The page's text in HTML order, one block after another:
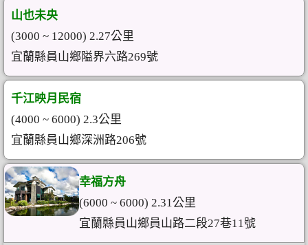
山也未央
(3000 ~ 12000) 2.27公里
宜蘭縣員山鄉隘界六路269號
千江映月民宿
(4000 ~ 6000) 2.3公里
宜蘭縣員山鄉深洲路206號
幸福方舟
(6000 ~ 6000) 2.31公里
宜蘭縣員山鄉員山路二段27巷11號